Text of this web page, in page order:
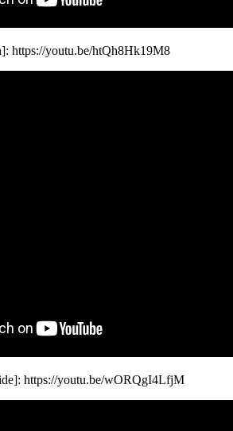
https://youtu.be/htQh8Hk19M8
https://youtu.be/wORQgI4LfjM